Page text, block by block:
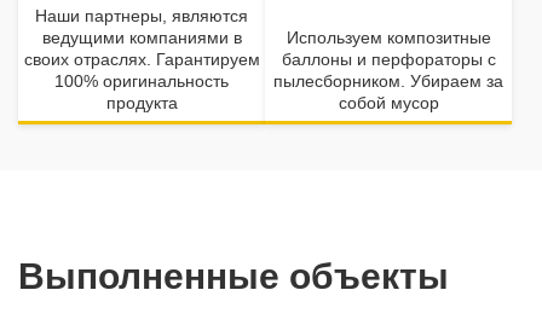
Наши партнеры, являются
ведущими компаниями в
своих отраслях. Гарантируем
100% оригинальность
продукта
Используем композитные
баллоны и перфораторы с
пылесборником. Убираем за
собой мусор
Выполненные объекты